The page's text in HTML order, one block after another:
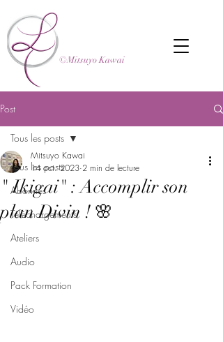
©Mitsuyo Kawai
Post
Tous les posts
Abonnés
Téléchargements
Ateliers
Audio
Pack Formation
Vidéo
Tous les posts
" Ikigai" : Accomplir son
plan Divin ! 🌸
Mitsuyo Kawai
14 oct. 2023 2 min de lecture